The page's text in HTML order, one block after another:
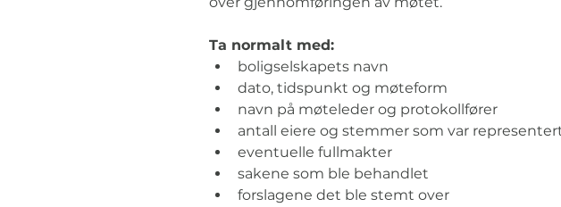
Ta normalt med:
boligselskapets navn
dato, tidspunkt og møteform
navn på møteleder og protokollfører
antall eiere og stemmer som var
eventuelle fullmakter
sakene som ble behandlet
forslagene det ble stemt over